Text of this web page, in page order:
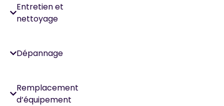
Entretien et
nettoyage
Dépannage
Remplacement
d’équipement